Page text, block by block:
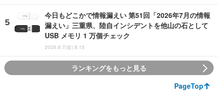
今日もどこかで情報漏えい 第51回「2026年7月の情報
漏えい」三重県、陸自インシデントを他山の石として
USB メモリ 1 万個チェック
2026.8.7(金) 8:15
ランキングをもっと見る
PageTop